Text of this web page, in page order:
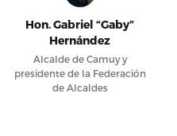
Hon. Gabriel “Gaby”
Hernández
Alcalde de Camuy y
presidente de la Federación
de Alcaldes